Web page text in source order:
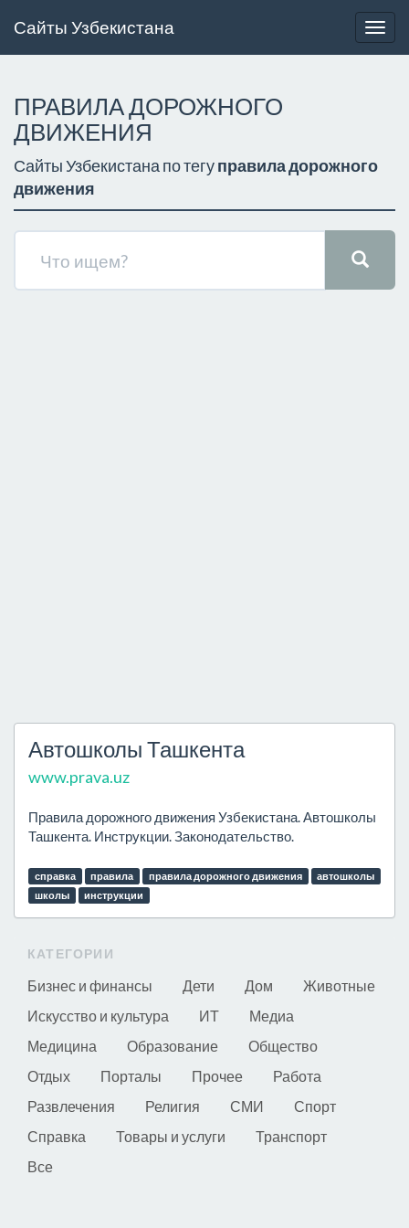
Сайты Узбекистана
ПРАВИЛА ДОРОЖНОГО
ДВИЖЕНИЯ
Сайты Узбекистана по тегуправила дорожного
движения
Автошколы Ташкента
www.prava.uz
Правила дорожного движения Узбекистана. Автошколы
Ташкента. Инструкции. Законодательство.
справка правила правила дорожного движения
автошколы
школы
инструкции
КАТЕГОРИИ
Бизнес и финансы Дети Дом
Животные
Искусство и культура
ИТ
Медиа
Медицина
Образование
Общество
Отдых
Порталы Прочее
Работа
Развлечения
Религия СМИ
Спорт
Справка
Товары и услуги
Транспорт
Все